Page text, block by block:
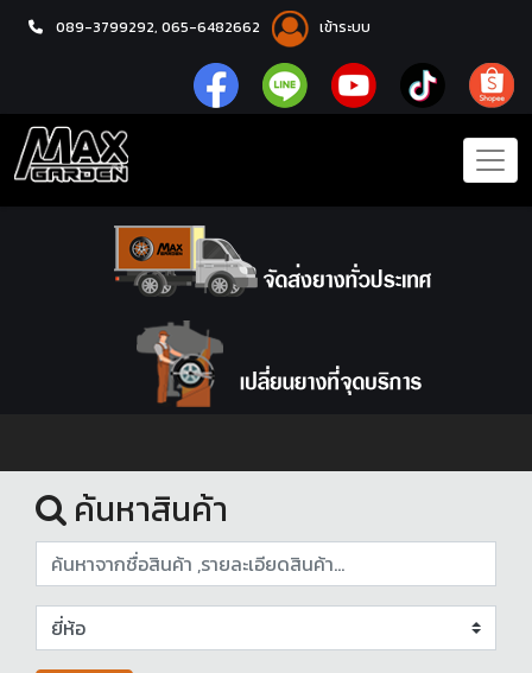
089-3799292, 065-6482662 เข้าระบบ
หน้าแรก
ค้นหาสินค้า